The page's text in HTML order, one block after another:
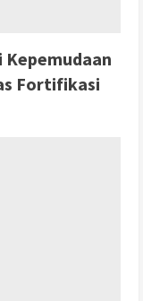
Kepemudaan
Fortifikasi